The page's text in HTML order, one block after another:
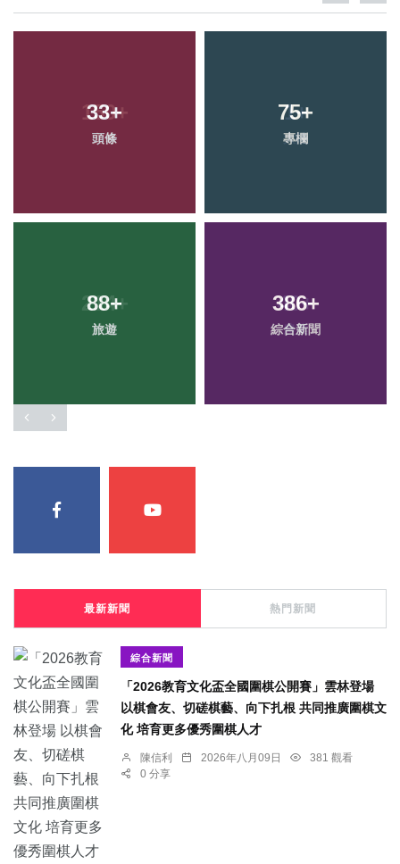
33+
頭條
75+
專欄
88+
旅遊
386+
綜合新聞
最新新聞 熱門新聞
綜合新聞
「2026教育文化盃全國圍棋公開賽」雲林登場
以棋會友、切磋棋藝、向下扎根 共同推廣圍棋文
化 培育更多優秀圍棋人才
陳信利 2026年八月09日
381 觀看
0 分享